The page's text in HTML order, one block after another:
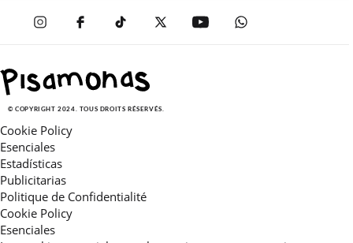
© COPYRIGHT 2024. TOUS DROITS RÉSERVÉS.
Cookie Policy
Esenciales
Estadísticas
Publicitarias
Politique de Confidentialité
Cookie Policy
Esenciales